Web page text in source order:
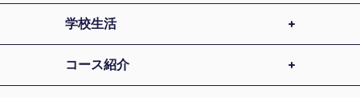
学校生活
コース紹介